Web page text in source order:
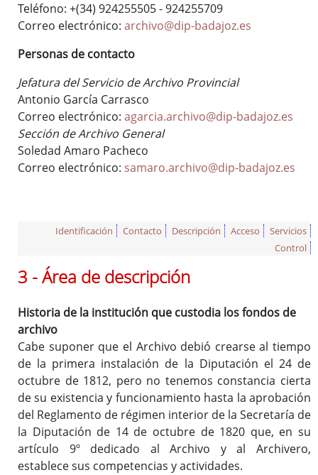
Teléfono: +(34) 924255505 - 924255709
Correo electrónico: archivo@dip-badajoz.es
Personas de contacto
Jefatura del Servicio de Archivo Provincial
Antonio García Carrasco
Correo electrónico: agarcia.archivo@dip-badajoz.es
Sección de Archivo General
Soledad Amaro Pacheco
Correo electrónico: samaro.archivo@dip-badajoz.es
Identificación Contacto Descripción Acceso
Servicios
Control
3 - Área de descripción
Historia de la institución que custodia los fondos de
archivo
Cabe suponer que el Archivo debió crearse al tiempo
de la primera instalación de la Diputación el 24 de
octubre de 1812, pero no tenemos constancia cierta
de su existencia y funcionamiento hasta la aprobación
del Reglamento de régimen interior de la Secretaría de
la Diputación de 14 de octubre de 1820 que, en su
artículo 9º dedicado al Archivo y al Archivero,
establece sus competencias y actividades.